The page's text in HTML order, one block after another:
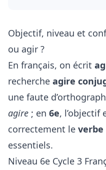
Objectif, niveau et
ou agir ?
En français, on écrit
recherche agire
une faute
agire ; en 6e, l’objectif
correctement le verbe
essentiels.
Niveau 6e Cycle 3